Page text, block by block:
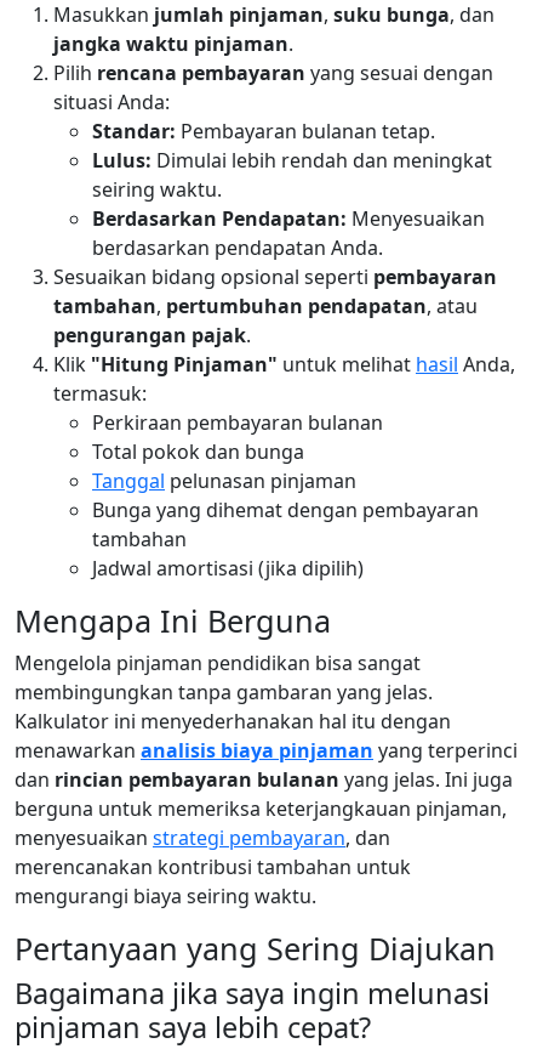
Masukkan jumlah pinjaman, suku bunga, dan
jangka waktu pinjaman.
Pilih rencana pembayaran yang sesuai dengan
situasi Anda:
Standar: Pembayaran bulanan tetap.
Lulus: Dimulai lebih rendah dan meningkat
seiring waktu.
Berdasarkan Pendapatan: Menyesuaikan
berdasarkan pendapatan Anda.
Sesuaikan bidang opsional seperti pembayaran
tambahan, pertumbuhan pendapatan, atau
pengurangan pajak.
Klik "Hitung Pinjaman" untuk melihat hasil Anda,
termasuk:
Perkiraan pembayaran bulanan
Total pokok dan bunga
Tanggal pelunasan pinjaman
Bunga yang dihemat dengan pembayaran
tambahan
Jadwal amortisasi (jika dipilih)
Mengapa Ini Berguna
Mengelola pinjaman pendidikan bisa sangat
membingungkan tanpa gambaran yang jelas.
Kalkulator ini menyederhanakan hal itu dengan
menawarkan analisis biaya pinjaman yang terperinci
dan rincian pembayaran bulanan yang jelas. Ini juga
berguna untuk memeriksa keterjangkauan pinjaman,
menyesuaikan strategi pembayaran, dan
merencanakan kontribusi tambahan untuk
mengurangi biaya seiring waktu.
Pertanyaan yang Sering Diajukan
Bagaimana jika saya ingin melunasi
pinjaman saya lebih cepat?